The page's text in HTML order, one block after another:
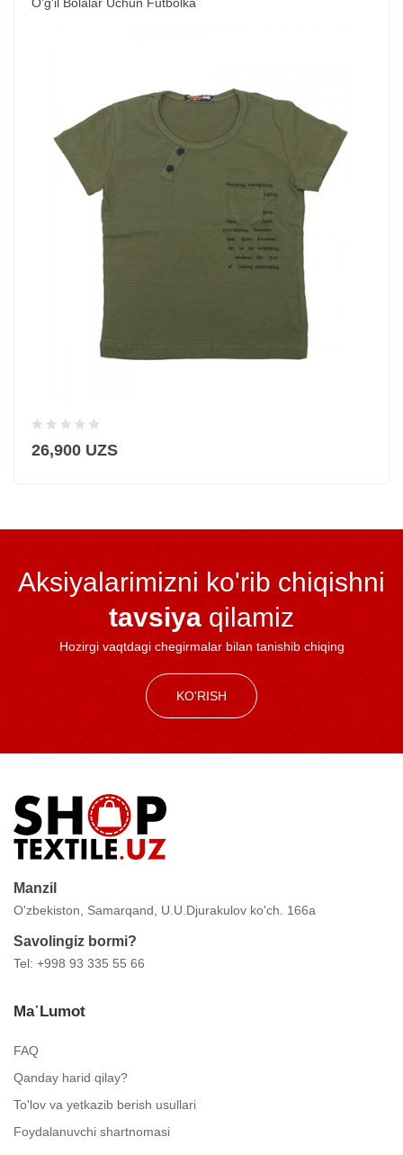
O'g'il Bolalar Uchun Futbolka
26,900 UZS
Aksiyalarimizni ko'rib chiqishni
tavsiya qilamiz
Hozirgi vaqtdagi chegirmalar bilan tanishib chiqing
KO'RISH
Manzil
O'zbekiston, Samarqand, U.U.Djurakulov ko'ch. 166a
Savolingiz bormi?
Tel: +998 93 335 55 66
Ma᾿lumot
FAQ
Qanday harid qilay?
To'lov va yetkazib berish usullari
Foydalanuvchi shartnomasi